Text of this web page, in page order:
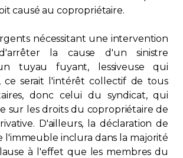
causé au copropriétaire.
nécessitant une intervention
la cause d'un sinistre
tuyau fuyant, lessiveuse qui
ce serait l'intérêt collectif de tous
donc celui du syndicat, qui
sur les droits du copropriétaire de
D'ailleurs, la déclaration de
l'immeuble inclura dans la majorité
à l'effet que les membres du